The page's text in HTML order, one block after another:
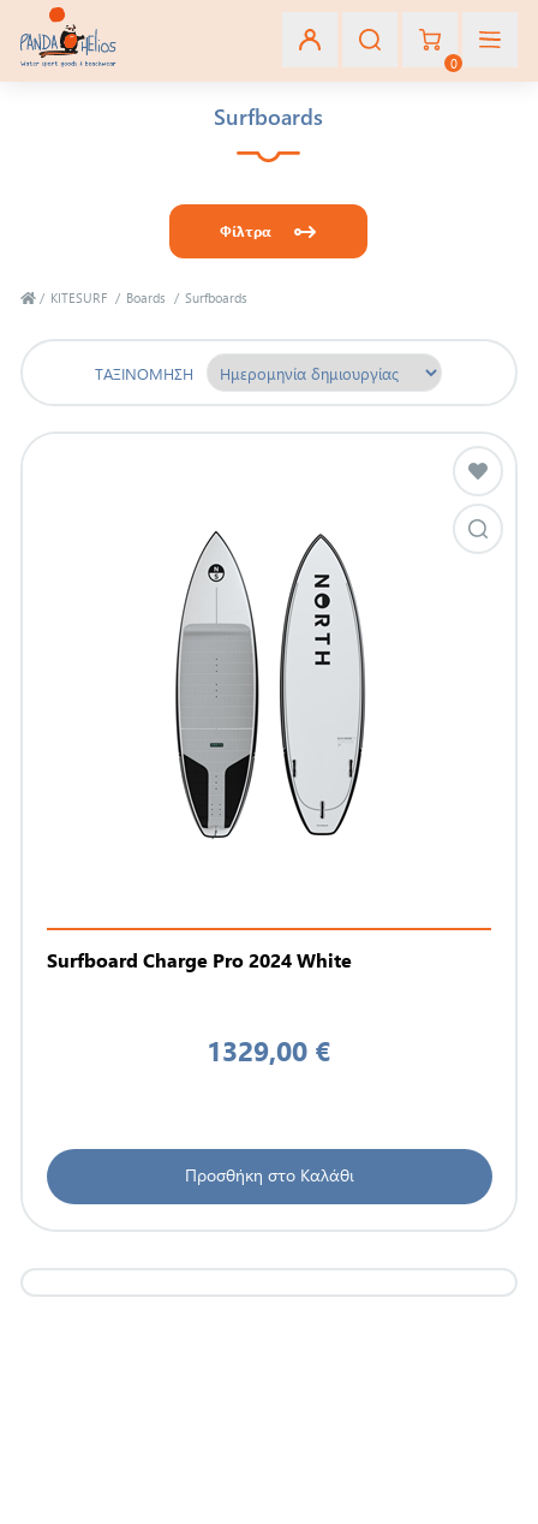
Εγγραφή
Σύνδεση
Αγαπημένα(0)
0
Surfboards
Φίλτρα
/ KITESURF / Boards / Surfboards
ΤΑΞΙΝΌΜΗΣΗ
Surfboard Charge Pro 2024 White
1329,00 €
Προσθήκη στο Καλάθι